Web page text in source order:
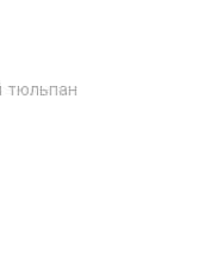
тюльпан